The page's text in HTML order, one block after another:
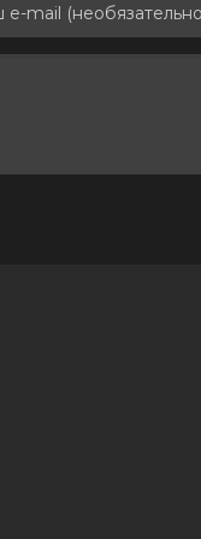
4.36 GB 1
3.65 GB 7